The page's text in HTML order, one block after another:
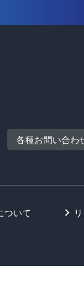
各種お問い合わ
ついて